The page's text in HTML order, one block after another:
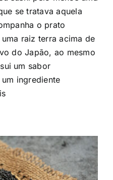
se tratava aquela
o prato
raiz terra acima de
do Japão, ao mesmo
um sabor
ingrediente